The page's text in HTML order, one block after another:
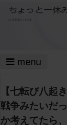
menu
【七転び八起
戦争みたいだ
か考えてたら